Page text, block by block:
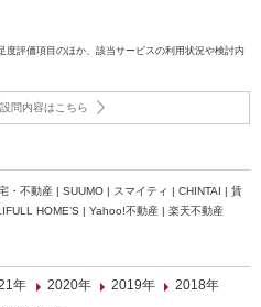
評価項目のほか、該当サービスの利用状況や検討内
問内容はこちら
・不動産 | SUUMO | スマイティ | CHINTAI | 賃
HOME’S | Yahoo!不動産 | 楽天不動産
年 2020年 2019年
2018年